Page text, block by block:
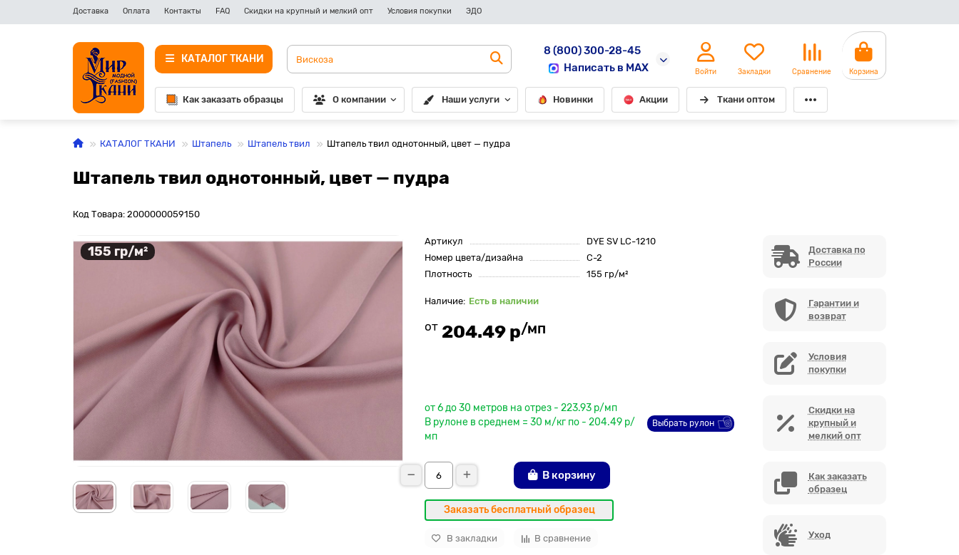
Доставка Оплата Контакты FAQ Скидки на крупный и мелкий опт Условия покупки ЭДО
КАТАЛОГ ТКАНИ
8 (800) 300-28-45
Написать в MAX
Войти Закладки Сравнение Корзина
Как заказать образцы О компании Наши услуги Новинки Акции Ткани оптом
КАТАЛОГ ТКАНИ Штапель Штапель твил Штапель твил однотонный, цвет — пудра
Штапель твил однотонный, цвет — пудра
Код Товара: 2000000059150
155 гр/м²
Артикул
DYE SV LC-1210
Номер цвета/дизайна
C-2
Плотность
155 гр/м²
Есть в наличии
от 204.49 р/мп
от 6 до 30 метров на отрез - 223.93 р/мп
В рулоне в среднем = 30 м/кг по - 204.49 р/
мп
Выбрать рулон
В корзину
Заказать бесплатный образец
В закладки В сравнение
Доставка по
России
Гарантии и
возврат
Условия
покупки
Скидки на
крупный и
мелкий опт
Как заказать
образец
Уход